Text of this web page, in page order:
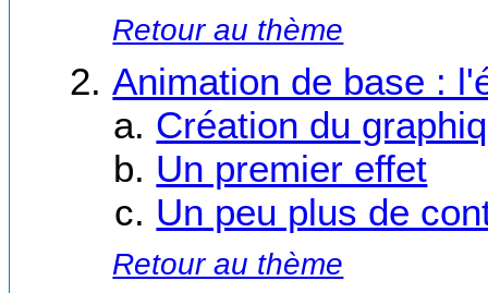
Retour au thème
Animation de base :
Création du
Un premier effet
Un peu plus de
Retour au thème